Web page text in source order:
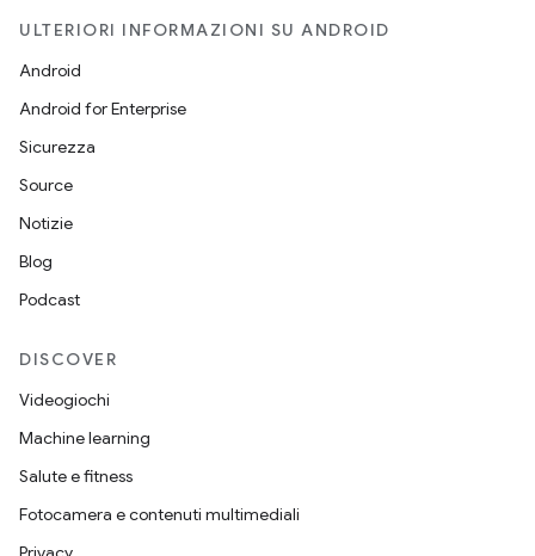
ULTERIORI INFORMAZIONI SU ANDROID
Android
Android for Enterprise
Sicurezza
Source
Notizie
Blog
Podcast
DISCOVER
Videogiochi
Machine learning
Salute e fitness
Fotocamera e contenuti multimediali